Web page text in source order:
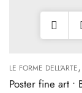
LE FORME DELL'ARTE,